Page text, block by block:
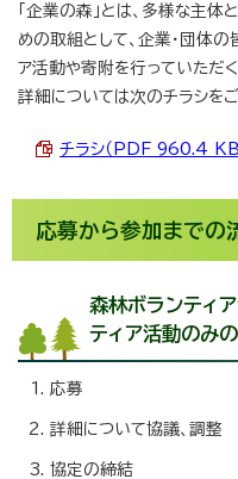
「企業の森」とは、多様な主
めの取組として、企業・団体
ア活動や寄附を行っていただく
詳細については次のチラシをご
チラシ（PDF 960.4 KB
応募から参加までの
森林ボランティ
ティア活動のみ
応募
詳細について協議、調整
協定の締結